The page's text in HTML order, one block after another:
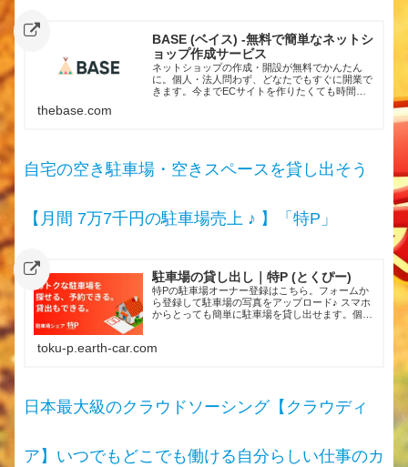
BASE (ベイス) -無料で簡単なネットシ
ョップ作成サービス
ネットショップの作成・開設が無料でかんたん
に。個人・法人問わず、どなたでもすぐに開業で
きます。今までECサイトを作りたくても時間・
thebase.com
自宅の空き駐車場・空きスペースを貸し出そう
【月間 7万7千円の駐車場売上 ♪ 】「特P」
駐車場の貸し出し｜特P (とくぴー)
特Pの駐車場オーナー登録はこちら。フォームか
ら登録して駐車場の写真をアップロード♪ スマホ
からとっても簡単に駐車場を貸し出せます。個人
toku-p.earth-car.com
日本最大級のクラウドソーシング【クラウディ
ア】いつでもどこでも働ける⾃分らしい仕事のカ